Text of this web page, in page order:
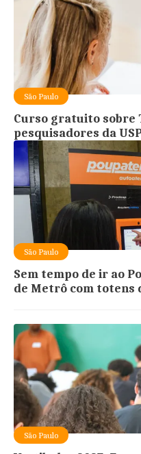
São Paulo
Curso gratuito sobre
pesquisadores da
São Paulo
Sem tempo de ir ao
de Metrô com totens
São Paulo